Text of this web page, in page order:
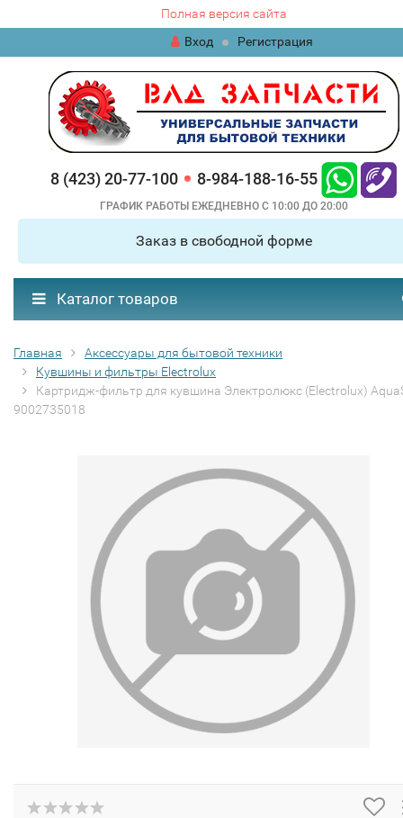
Полная версия сайта
Вход
Регистрация
8 (423) 20-77-100 8-984-188-16-55
ГРАФИК РАБОТЫ ЕЖЕДНЕВНО С 10:00 ДО 20:00
Заказ в свободной форме
Каталог товаров
Главная
Аксессуары для бытовой техники
Кувшины и фильтры Electrolux
Картридж-фильтр для кувшина Электролюкс (Electrolux)
9002735018